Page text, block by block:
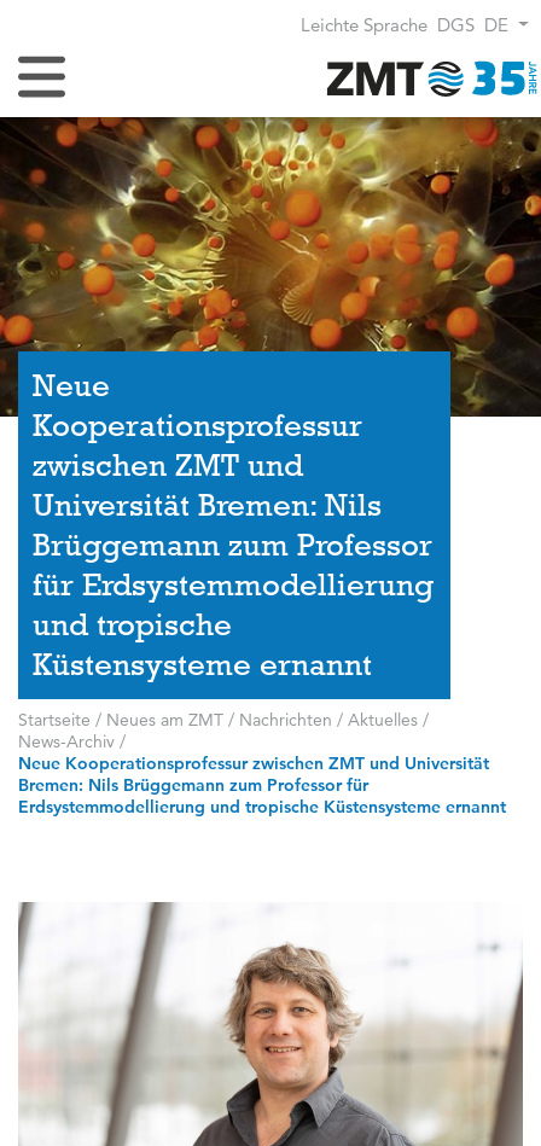
Leichte Sprache DGS DE
Navigation umschalten
Neue
Kooperationsprofessur
zwischen ZMT und
Universität Bremen: Nils
Brüggemann zum Professor
für Erdsystemmodellierung
und tropische
Küstensysteme ernannt
Startseite / Neues am ZMT / Nachrichten / Aktuelles /
News-Archiv /
Neue Kooperationsprofessur zwischen ZMT und Universität
Bremen: Nils Brüggemann zum Professor für
Erdsystemmodellierung und tropische Küstensysteme ernannt